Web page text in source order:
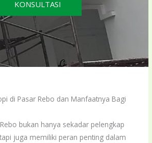
KONSULTASI
di Pasar Rebo dan Manfaatnya Bagi
bukan hanya sekadar pelengkap
juga memiliki peran penting dalam